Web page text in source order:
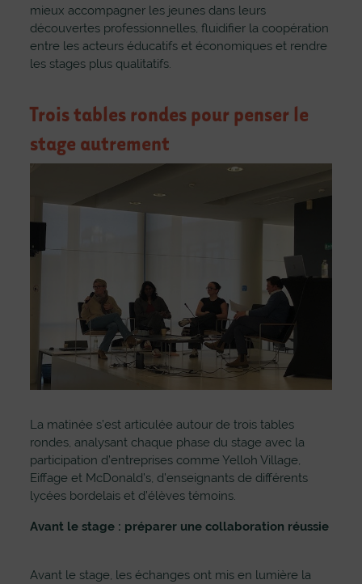
mieux accompagner les jeunes dans leurs
découvertes professionnelles, fluidifier la coopération
entre les acteurs éducatifs et économiques et rendre
les stages plus qualitatifs.
Trois tables rondes pour penser le
stage autrement
La matinée s’est articulée autour de trois tables
rondes, analysant chaque phase du stage avec la
participation d’entreprises comme Yelloh Village,
Eiffage et McDonald’s, d’enseignants de différents
lycées bordelais et d’élèves témoins.
Avant le stage : préparer une collaboration réussie
Avant le stage, les échanges ont mis en lumière la